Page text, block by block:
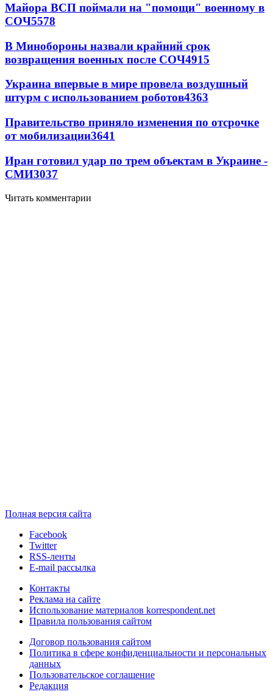
Майора ВСП поймали на "помощи" военному в
СОЧ5578
В Минобороны назвали крайний срок
возвращения военных после СОЧ4915
Украина впервые в мире провела воздушный
штурм с использованием роботов4363
Правительство приняло изменения по отсрочке
от мобилизации3641
Иран готовил удар по трем объектам в Украине -
СМИ3037
Читать комментарии
Полная версия сайта
Facebook
Twitter
RSS-ленты
E-mail рассылка
Контакты
Реклама на сайте
Использование материалов korrespondent.net
Правила пользования сайтом
Договор пользования сайтом
Политика в сфере конфиденциальности и персональных
данных
Пользовательское соглашение
Редакция